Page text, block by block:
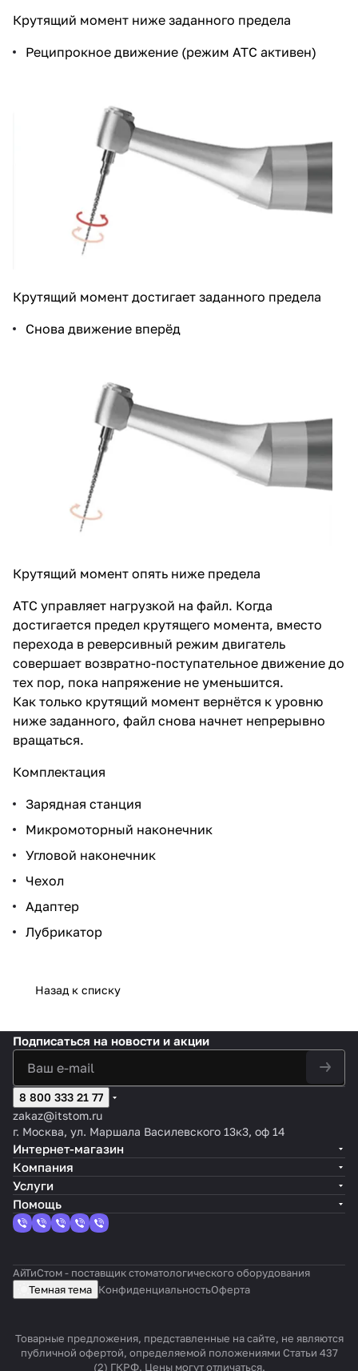
Крутящий момент ниже заданного предела
Реципрокное движение (режим АТС активен)
Крутящий момент достигает заданного предела
Снова движение вперёд
Крутящий момент опять ниже предела
ATC управляет нагрузкой на файл. Когда
достигается предел крутящего момента, вместо
перехода в реверсивный режим двигатель
совершает возвратно-поступательное движение до
тех пор, пока напряжение не уменьшится.
Как только крутящий момент вернётся к уровню
ниже заданного, файл снова начнет непрерывно
вращаться.
Комплектация
Зарядная станция
Микромоторный наконечник
Угловой наконечник
Чехол
Адаптер
Лубрикатор
Назад к списку
Подписаться на новости и акции
8 800 333 21 77
zakaz@itstom.ru
г. Москва, ул. Маршала Василевского 13к3, оф 14
Интернет-магазин
Компания
Услуги
Помощь
АйТиСтом - поставщик стоматологического оборудования
Темная тема КонфиденциальностьОферта
Товарные предложения, представленные на сайте, не являются
публичной офертой, определяемой положениями Статьи 437
(2) ГКРФ. Цены могут отличаться.